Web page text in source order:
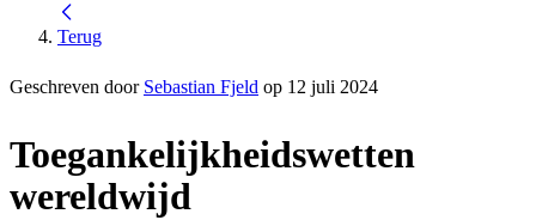
Terug
Geschreven door Sebastian Fjeld op 12 juli 2024
Toegankelijkheidswetten
wereldwijd